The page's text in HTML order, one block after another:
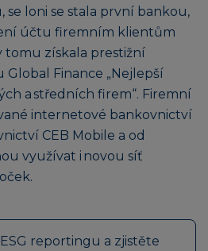
loni se stala první bankou,
účtu firemním klientům
tomu získala prestižní
Finance „Nejlepší
a středních firem“. Firemní
internetové bankovnictví
CEB Mobile a od
využívat i novou síť
reportingu a zjistěte